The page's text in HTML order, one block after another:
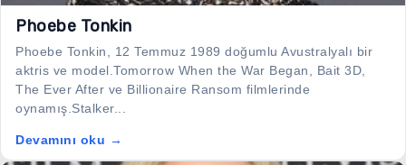
Phoebe Tonkin
Phoebe Tonkin, 12 Temmuz 1989 doğumlu Avustralyalı bir
aktris ve model.Tomorrow When the War Began, Bait 3D,
The Ever After ve Billionaire Ransom filmlerinde
oynamış.Stalker...
Devamını oku →